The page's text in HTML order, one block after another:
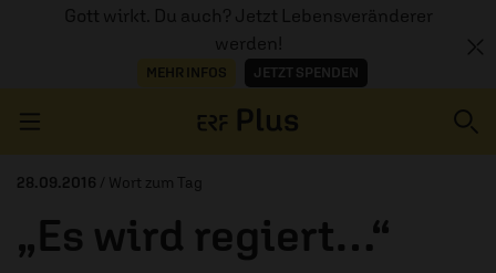
Gott wirkt. Du auch? Jetzt Lebensveränderer
werden!
MEHR INFOS JETZT SPENDEN
ERZÄHL MAL
28.09.2016 / Wort zum Tag
„Es wird regiert…“